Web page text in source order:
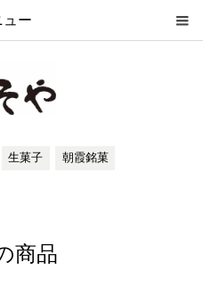
ュー
生菓子 朝霞銘菓
商品